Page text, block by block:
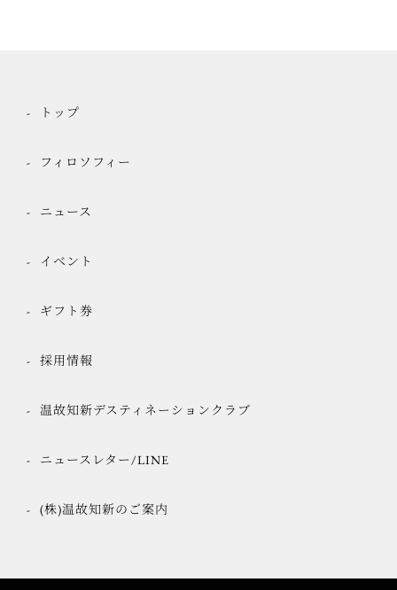
トップ
フィロソフィー
ニュース
イベント
ギフト券
採用情報
温故知新デスティネーションクラブ
ニュースレター/LINE
(株)温故知新のご案内